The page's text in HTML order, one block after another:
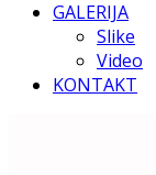
GALERIJA
Slike
Video
KONTAKT